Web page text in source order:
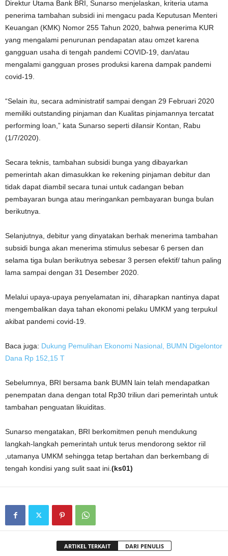
Direktur Utama Bank BRI, Sunarso menjelaskan, kriteria utama
penerima tambahan subsidi ini mengacu pada Keputusan Menteri
Keuangan (KMK) Nomor 255 Tahun 2020, bahwa penerima KUR
yang mengalami penurunan pendapatan atau omzet karena
gangguan usaha di tengah pandemi COVID-19, dan/atau
mengalami gangguan proses produksi karena dampak pandemi
covid-19.
“Selain itu, secara administratif sampai dengan 29 Februari 2020
memiliki outstanding pinjaman dan Kualitas pinjamannya tercatat
performing loan,” kata Sunarso seperti dilansir Kontan, Rabu
(1/7/2020).
Secara teknis, tambahan subsidi bunga yang dibayarkan
pemerintah akan dimasukkan ke rekening pinjaman debitur dan
tidak dapat diambil secara tunai untuk cadangan beban
pembayaran bunga atau meringankan pembayaran bunga bulan
berikutnya.
Selanjutnya, debitur yang dinyatakan berhak menerima tambahan
subsidi bunga akan menerima stimulus sebesar 6 persen dan
selama tiga bulan berikutnya sebesar 3 persen efektif/ tahun paling
lama sampai dengan 31 Desember 2020.
Melalui upaya-upaya penyelamatan ini, diharapkan nantinya dapat
mengembalikan daya tahan ekonomi pelaku UMKM yang terpukul
akibat pandemi covid-19.
Baca juga: Dukung Pemulihan Ekonomi Nasional, BUMN Digelontor
Dana Rp 152,15 T
Sebelumnya, BRI bersama bank BUMN lain telah mendapatkan
penempatan dana dengan total Rp30 triliun dari pemerintah untuk
tambahan penguatan likuiditas.
Sunarso mengatakan, BRI berkomitmen penuh mendukung
langkah-langkah pemerintah untuk terus mendorong sektor riil
,utamanya UMKM sehingga tetap bertahan dan berkembang di
tengah kondisi yang sulit saat ini. (ks01)
ARTIKEL TERKAIT DARI PENULIS